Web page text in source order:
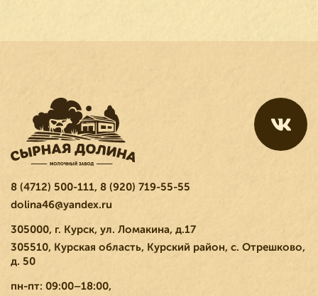
8 (4712) 500-111, 8 (920) 719-55-55
dolina46@yandex.ru
305000, г. Курск, ул. Ломакина, д.17
305510, Курская область, Курский район, с. Отрешково,
д. 50
пн-пт: 09:00–18:00,